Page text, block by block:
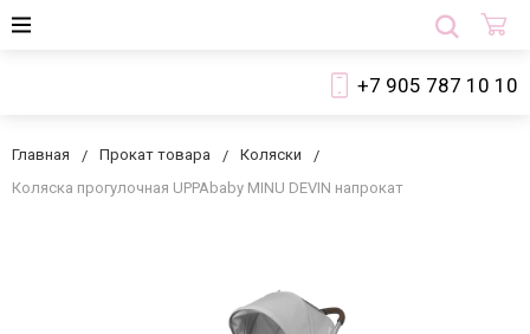
+7 905 787 10 10
Главная Прокат товара
Коляски
Коляска прогулочная UPPAbaby MINU DEVIN напрокат